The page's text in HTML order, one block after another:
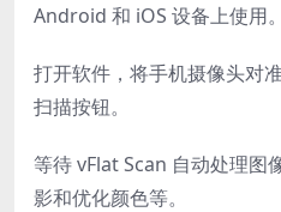
Android 和 iOS 设备上使用。
打开软件，将手机摄像头对
扫描按钮。
等待 vFlat Scan 自动处理图
影和优化颜色等。